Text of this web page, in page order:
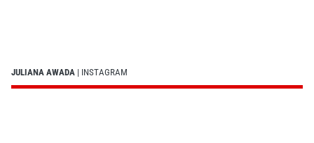
JULIANA AWADA | INSTAGRAM